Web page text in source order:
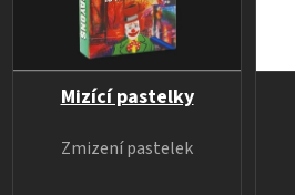
Mizící pastelky
Zmizení pastelek